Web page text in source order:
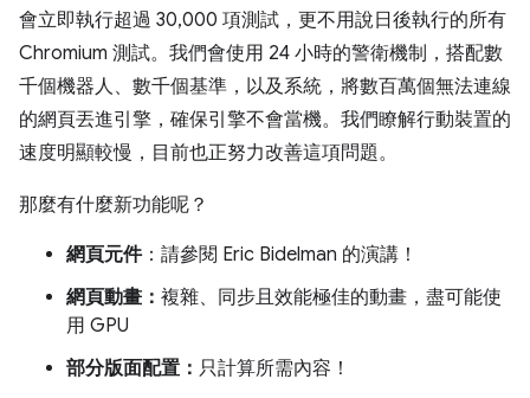
會立即執行超過 30,000 項測試，更不用說日後執行的所有
Chromium 測試。我們會使用 24 小時的警衛機制，搭配數
千個機器人、數千個基準，以及系統，將數百萬個無法連線
的網頁丟進引擎，確保引擎不會當機。我們瞭解行動裝置的
速度明顯較慢，目前也正努力改善這項問題。
那麼有什麼新功能呢？
網頁元件：請參閱 Eric Bidelman 的演講！
網頁動畫： 複雜、同步且效能極佳的動畫，盡可能使
用 GPU
部分版面配置： 只計算所需內容！